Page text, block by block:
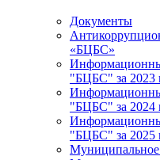
Документы
«БЦБС»
"БЦБС" за 2023
"БЦБС" за 2024
"БЦБС" за 2025
Муниципальное